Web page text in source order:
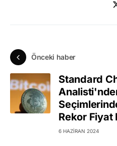
Önceki haber
Standard
Rekor Fiyat
6 HAZIRAN 2024